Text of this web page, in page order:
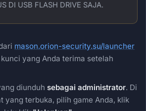
DI USB FLASH DRIVE SAJA.
mason.orion-security.su/launcher
yang Anda terima setelah
diunduh sebagai administrator. Di
yang terbuka, pilih game Anda, klik